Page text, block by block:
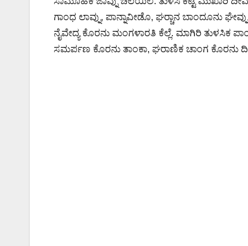
ಗಾಂಧ ಲಾವ್ನು, ಪಾನ್ನಾವೀಡೊ, ಘರ್‍ಚಾನ ಬಾಂದೂನು
ನೈವೇದ್ಯ ಕೊರನು ಮಂಗಳಾರತಿ ಕೆಲ್ಲೆ. ಮಾಗಿರಿ ತುಳಸಿಕ
ಸಮರ್ಪಣ ಕೊರನು ತಾಂಕಾ, ಘರಾಣಿಕ ಚಾಂಗ ಕೊರನು